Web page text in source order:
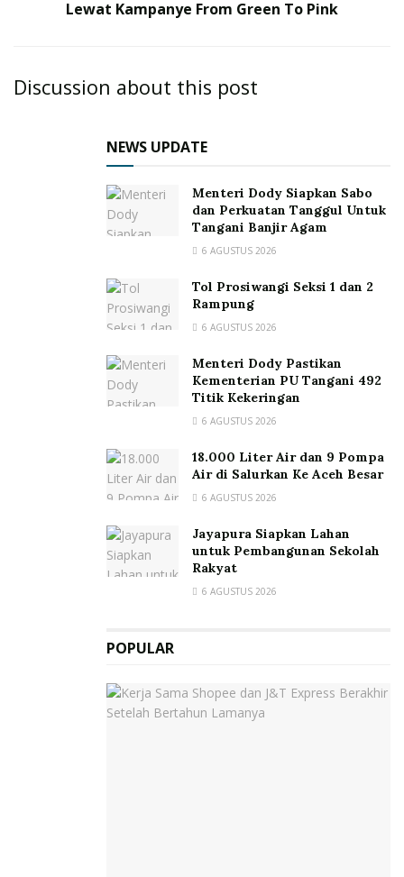
Lewat Kampanye From Green To Pink
Discussion about this post
NEWS UPDATE
Menteri Dody Siapkan Sabo
dan Perkuatan Tanggul Untuk
Tangani Banjir Agam
6 AGUSTUS 2026
Tol Prosiwangi Seksi 1 dan 2
Rampung
6 AGUSTUS 2026
Menteri Dody Pastikan
Kementerian PU Tangani 492
Titik Kekeringan
6 AGUSTUS 2026
18.000 Liter Air dan 9 Pompa
Air di Salurkan Ke Aceh Besar
6 AGUSTUS 2026
Jayapura Siapkan Lahan
untuk Pembangunan Sekolah
Rakyat
6 AGUSTUS 2026
POPULAR